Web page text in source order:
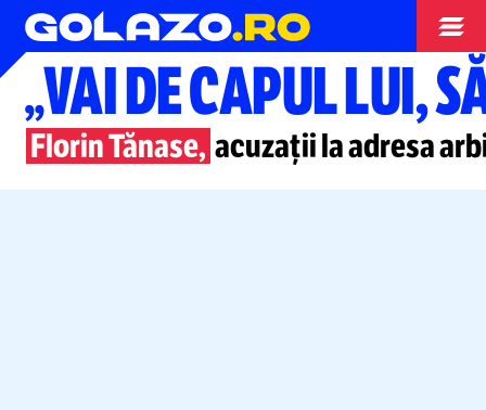
Superliga
„VAI DE CAPUL LUI,
Florin Tănase, acuzații la adresa